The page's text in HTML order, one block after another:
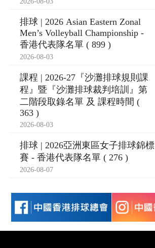
排球 | 2026 Asian Eastern Zonal
Men’s Volleyball Championship -
香港代表隊名單 ( 899 )
2026-08-03
課程 | 2026-27『沙灘排球規則課
程』暨『沙灘排球裁判培訓』第
二階段取錄名單 及 課程時間 (
363 )
2026-08-03
排球 | 2026亞洲東區女子排球錦標
賽 - 香港代表隊名單 ( 276 )
2026-08-07